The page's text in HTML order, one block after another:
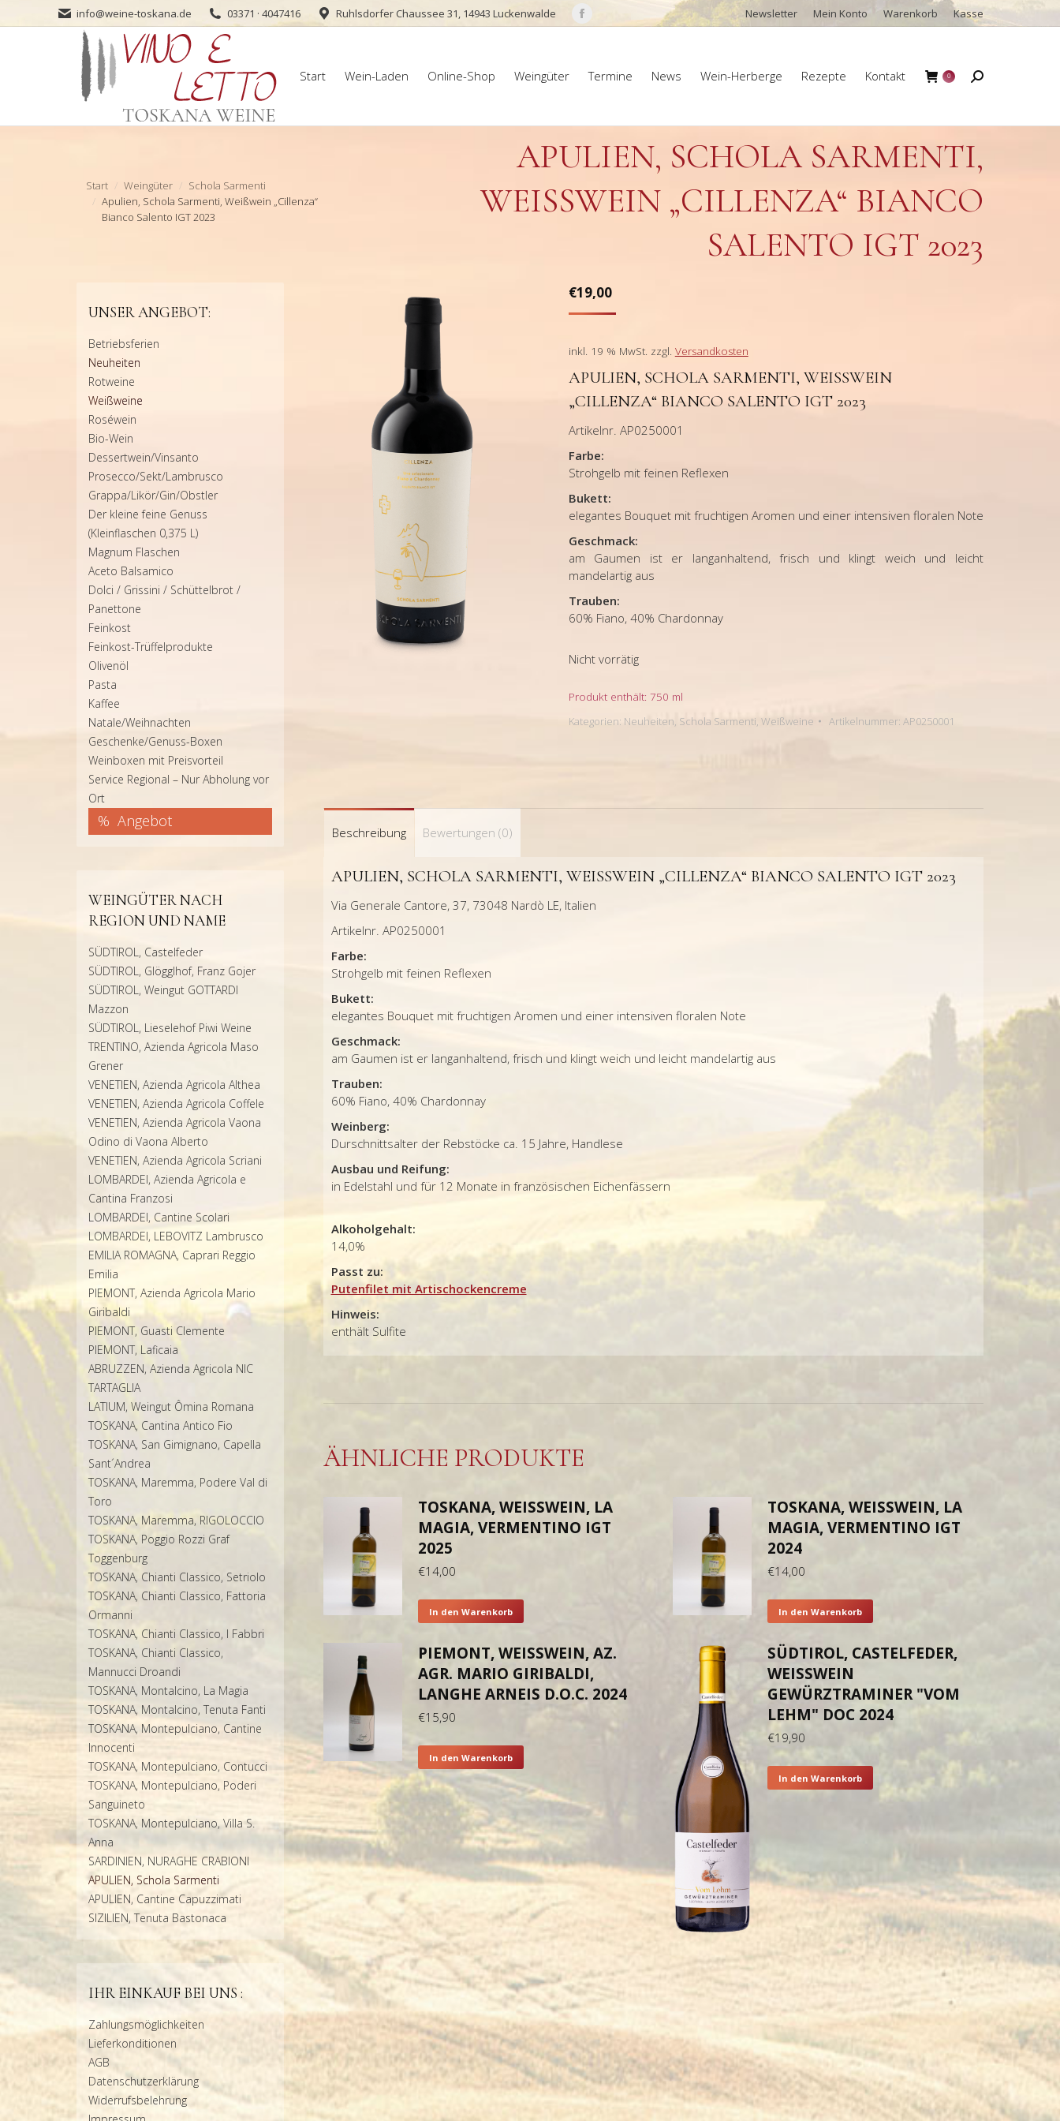
info@weine-toskana.de 03371 · 4047416 Ruhlsdorfer Chaussee 31, 14943 Luckenwalde
Facebook
window
Newsletter Mein Konto Warenkorb Kasse
Start Wein-Laden Online-Shop Weingüter Termine News Wein-Herberge Rezepte Kontakt 0 Search:
Sie befinden sich hier:
Start Weingüter
Schola Sarmenti
Apulien, Schola Sarmenti, Weißwein „Cillenza“
Bianco Salento IGT 2023
APULIEN, SCHOLA SARMENTI,
WEISSWEIN „CILLENZA“ BIANCO S
ALENTO IGT 2023
€19,00
inkl. 19 % MwSt. zzgl. Versandkosten
APULIEN, SCHOLA SARMENTI, WEISSWEIN „
CILLENZA“ BIANCO SALENTO IGT 2023
Artikelnr. AP0250001
Farbe:
Strohgelb mit feinen Reflexen
Bukett:
elegantes Bouquet mit fruchtigen Aromen und einer intensiven floralen Note
Geschmack:
am Gaumen ist er langanhaltend, frisch und klingt weich und leicht
mandelartig aus
Trauben:
60% Fiano, 40% Chardonnay
Nicht vorrätig
Produkt enthält: 750 ml
Kategorien: Neuheiten, Schola Sarmenti, Weißweine Artikelnummer: AP0250001
Beschreibung Bewertungen (0)
APULIEN, SCHOLA SARMENTI, WEISSWEIN „CILLENZA“ BIANCO SALENTO IGT 2023
Via Generale Cantore, 37, 73048 Nardò LE, Italien
Artikelnr. AP0250001
Farbe:
Strohgelb mit feinen Reflexen
Bukett:
elegantes Bouquet mit fruchtigen Aromen und einer intensiven floralen Note
Geschmack:
am Gaumen ist er langanhaltend, frisch und klingt weich und leicht mandelartig aus
Trauben:
60% Fiano, 40% Chardonnay
Weinberg:
Durschnittsalter der Rebstöcke ca. 15 Jahre, Handlese
Ausbau und Reifung:
in Edelstahl und für 12 Monate in französischen Eichenfässern
Alkoholgehalt:
14,0%
Passt zu:
Putenfilet mit Artischockencreme
Hinweis:
enthält Sulfite
ÄHNLICHE PRODUKTE
TOSKANA, WEISSWEIN, LA M
AGIA, VERMENTINO IGT 2
025
€14,00
In den Warenkorb
TOSKANA, WEISSWEIN, LA M
AGIA, VERMENTINO IGT 2
024
€14,00
In den Warenkorb
PIEMONT, WEISSWEIN, AZ.
AGR. MARIO GIRIBALDI,
LANGHE ARNEIS D.O.C. 2024
€15,90
In den Warenkorb
SÜDTIROL, CASTELFEDER,
WEISSWEIN G
EWÜRZTRAMINER "VOM L
EHM" DOC 2024
€19,90
In den Warenkorb
UNSER ANGEBOT:
Betriebsferien
Neuheiten
Rotweine
Weißweine
Roséwein
Bio-Wein
Dessertwein/Vinsanto
Prosecco/Sekt/Lambrusco
Grappa/Likör/Gin/Obstler
Der kleine feine Genuss
(Kleinflaschen 0,375 L)
Magnum Flaschen
Aceto Balsamico
Dolci / Grissini / Schüttelbrot /
Panettone
Feinkost
Feinkost-Trüffelprodukte
Olivenöl
Pasta
Kaffee
Natale/Weihnachten
Geschenke/Genuss-Boxen
Weinboxen mit Preisvorteil
Service Regional – Nur Abholung vor
Ort
Angebot
WEINGÜTER NACH
REGION UND NAME
SÜDTIROL, Castelfeder
SÜDTIROL, Glögglhof, Franz Gojer
SÜDTIROL, Weingut GOTTARDI
Mazzon
SÜDTIROL, Lieselehof Piwi Weine
TRENTINO, Azienda Agricola Maso
Grener
VENETIEN, Azienda Agricola Althea
VENETIEN, Azienda Agricola Coffele
VENETIEN, Azienda Agricola Vaona
Odino di Vaona Alberto
VENETIEN, Azienda Agricola Scriani
LOMBARDEI, Azienda Agricola e
Cantina Franzosi
LOMBARDEI, Cantine Scolari
LOMBARDEI, LEBOVITZ Lambrusco
EMILIA ROMAGNA, Caprari Reggio
Emilia
PIEMONT, Azienda Agricola Mario
Giribaldi
PIEMONT, Guasti Clemente
PIEMONT, Laficaia
ABRUZZEN, Azienda Agricola NIC
TARTAGLIA
LATIUM, Weingut Ômina Romana
TOSKANA, Cantina Antico Fio
TOSKANA, San Gimignano, Capella
Sant´Andrea
TOSKANA, Maremma, Podere Val di
Toro
TOSKANA, Maremma, RIGOLOCCIO
TOSKANA, Poggio Rozzi Graf
Toggenburg
TOSKANA, Chianti Classico, Setriolo
TOSKANA, Chianti Classico, Fattoria
Ormanni
TOSKANA, Chianti Classico, I Fabbri
TOSKANA, Chianti Classico,
Mannucci Droandi
TOSKANA, Montalcino, La Magia
TOSKANA, Montalcino, Tenuta Fanti
TOSKANA, Montepulciano, Cantine
Innocenti
TOSKANA, Montepulciano, Contucci
TOSKANA, Montepulciano, Poderi
Sanguineto
TOSKANA, Montepulciano, Villa S.
Anna
SARDINIEN, NURAGHE CRABIONI
APULIEN, Schola Sarmenti
APULIEN, Cantine Capuzzimati
SIZILIEN, Tenuta Bastonaca
IHR EINKAUF BEI UNS :
Zahlungsmöglichkeiten
Lieferkonditionen
AGB
Datenschutzerklärung
Widerrufsbelehrung